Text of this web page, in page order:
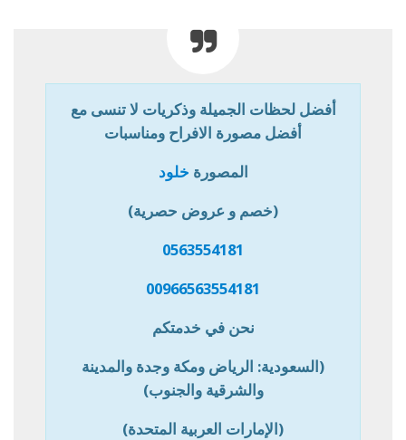
أفضل لحظات الجميلة وذكريات لا تنسى مع
أفضل مصورة الافراح ومناسبات
المصورة خلود
(خصم و عروض حصرية)
0563554181
00966563554181
نحن في خدمتكم
(السعودية: الرياض ومكة وجدة والمدينة
والشرقية والجنوب)
(الإمارات العربية المتحدة)